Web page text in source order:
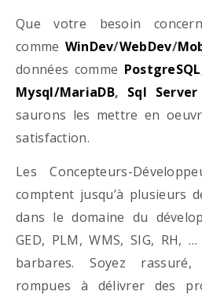
Que votre besoin
comme WinDev/WebDev/
données comme PostgreSQL
Mysql/MariaDB, Sql Server
saurons les mettre en
satisfaction.
Les Concepteurs-
comptent jusqu’à plusieurs
dans le domaine du
GED, PLM, WMS, SIG, RH,
barbares. Soyez
rompues à délivrer des